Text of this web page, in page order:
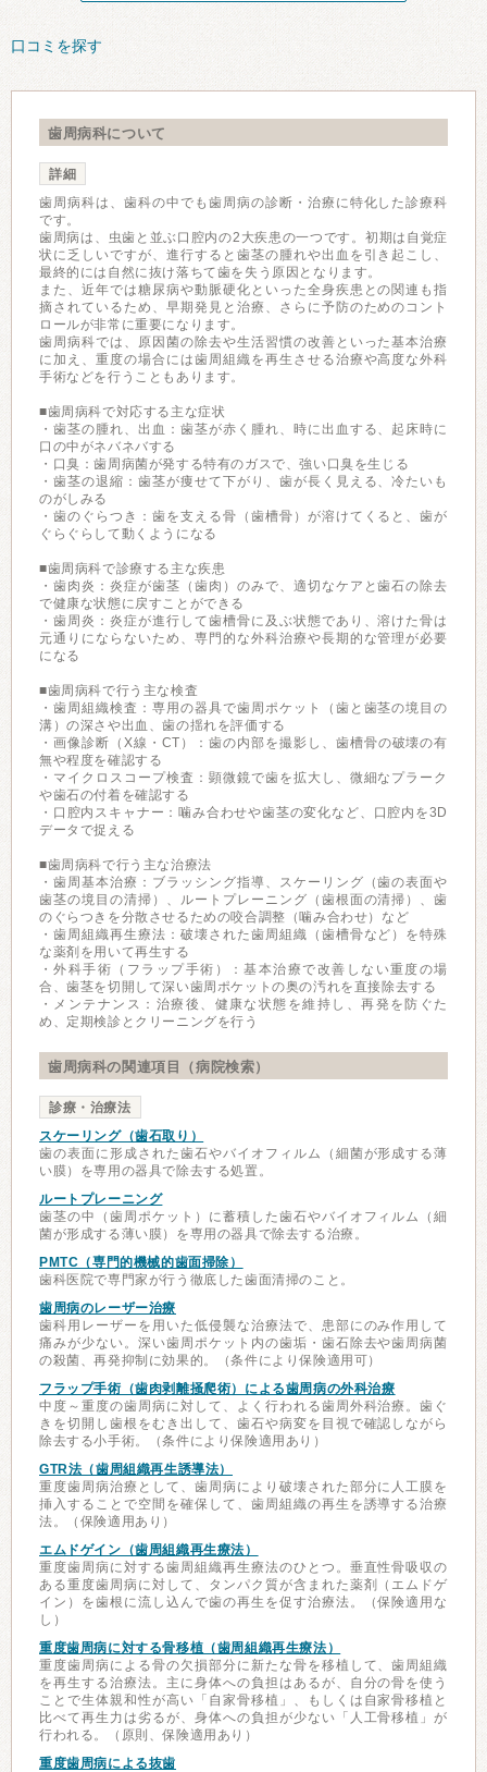
口コミを探す
歯周病科について
詳細
歯周病科は、歯科の中でも歯周病の診断・治療に特化した診療科
です。
歯周病は、虫歯と並ぶ口腔内の2大疾患の一つです。初期は自覚症
状に乏しいですが、進行すると歯茎の腫れや出血を引き起こし、
最終的には自然に抜け落ちて歯を失う原因となります。
また、近年では糖尿病や動脈硬化といった全身疾患との関連も指
摘されているため、早期発見と治療、さらに予防のためのコント
ロールが非常に重要になります。
歯周病科では、原因菌の除去や生活習慣の改善といった基本治療
に加え、重度の場合には歯周組織を再生させる治療や高度な外科
手術などを行うこともあります。
■歯周病科で対応する主な症状
・歯茎の腫れ、出血：歯茎が赤く腫れ、時に出血する、起床時に
口の中がネバネバする
・口臭：歯周病菌が発する特有のガスで、強い口臭を生じる
・歯茎の退縮：歯茎が痩せて下がり、歯が長く見える、冷たいも
のがしみる
・歯のぐらつき：歯を支える骨（歯槽骨）が溶けてくると、歯が
ぐらぐらして動くようになる
■歯周病科で診療する主な疾患
・歯肉炎：炎症が歯茎（歯肉）のみで、適切なケアと歯石の除去
で健康な状態に戻すことができる
・歯周炎：炎症が進行して歯槽骨に及ぶ状態であり、溶けた骨は
元通りにならないため、専門的な外科治療や長期的な管理が必要
になる
■歯周病科で行う主な検査
・歯周組織検査：専用の器具で歯周ポケット（歯と歯茎の境目の
溝）の深さや出血、歯の揺れを評価する
・画像診断（X線・CT）：歯の内部を撮影し、歯槽骨の破壊の有
無や程度を確認する
・マイクロスコープ検査：顕微鏡で歯を拡大し、微細なプラーク
や歯石の付着を確認する
・口腔内スキャナー：噛み合わせや歯茎の変化など、口腔内を3D
データで捉える
■歯周病科で行う主な治療法
・歯周基本治療：ブラッシング指導、スケーリング（歯の表面や
歯茎の境目の清掃）、ルートプレーニング（歯根面の清掃）、歯
のぐらつきを分散させるための咬合調整（噛み合わせ）など
・歯周組織再生療法：破壊された歯周組織（歯槽骨など）を特殊
な薬剤を用いて再生する
・外科手術（フラップ手術）：基本治療で改善しない重度の場
合、歯茎を切開して深い歯周ポケットの奥の汚れを直接除去する
・メンテナンス：治療後、健康な状態を維持し、再発を防ぐた
め、定期検診とクリーニングを行う
歯周病科の関連項目（病院検索）
診療・治療法
スケーリング（歯石取り）
歯の表面に形成された歯石やバイオフィルム（細菌が形成する薄
い膜）を専用の器具で除去する処置。
ルートプレーニング
歯茎の中（歯周ポケット）に蓄積した歯石やバイオフィルム（細
菌が形成する薄い膜）を専用の器具で除去する治療。
PMTC（専門的機械的歯面掃除）
歯科医院で専門家が行う徹底した歯面清掃のこと。
歯周病のレーザー治療
歯科用レーザーを用いた低侵襲な治療法で、患部にのみ作用して
痛みが少ない。深い歯周ポケット内の歯垢・歯石除去や歯周病菌
の殺菌、再発抑制に効果的。（条件により保険適用可）
フラップ手術（歯肉剥離掻爬術）による歯周病の外科治療
中度～重度の歯周病に対して、よく行われる歯周外科治療。歯ぐ
きを切開し歯根をむき出して、歯石や病変を目視で確認しながら
除去する小手術。（条件により保険適用あり）
GTR法（歯周組織再生誘導法）
重度歯周病治療として、歯周病により破壊された部分に人工膜を
挿入することで空間を確保して、歯周組織の再生を誘導する治療
法。（保険適用あり）
エムドゲイン（歯周組織再生療法）
重度歯周病に対する歯周組織再生療法のひとつ。垂直性骨吸収の
ある重度歯周病に対して、タンパク質が含まれた薬剤（エムドゲ
イン）を歯根に流し込んで歯の再生を促す治療法。（保険適用な
し）
重度歯周病に対する骨移植（歯周組織再生療法）
重度歯周病による骨の欠損部分に新たな骨を移植して、歯周組織
を再生する治療法。主に身体への負担はあるが、自分の骨を使う
ことで生体親和性が高い「自家骨移植」、もしくは自家骨移植と
比べて再生力は劣るが、身体への負担が少ない「人工骨移植」が
行われる。（原則、保険適用あり）
重度歯周病による抜歯